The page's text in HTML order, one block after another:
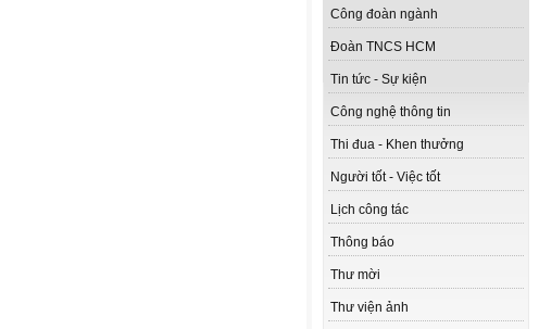
Công đoàn ngành
Đoàn TNCS HCM
Tin tức - Sự kiện
Công nghệ thông tin
Thi đua - Khen thưởng
Người tốt - Việc tốt
Lịch công tác
Thông báo
Thư mời
Thư viện ảnh